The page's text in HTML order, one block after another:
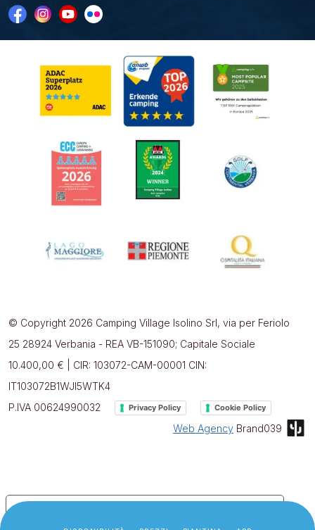
© Copyright 2026 Camping Village Isolino Srl, via per Feriolo
25 28924 Verbania - REA VB-151090; Capitale Sociale
10.400,00 € | CIR: 103072-CAM-00001 CIN:
IT103072B1WJI5WTK4
P.IVA 00624990032
Privacy Policy Cookie Policy
Web Agency Brand039